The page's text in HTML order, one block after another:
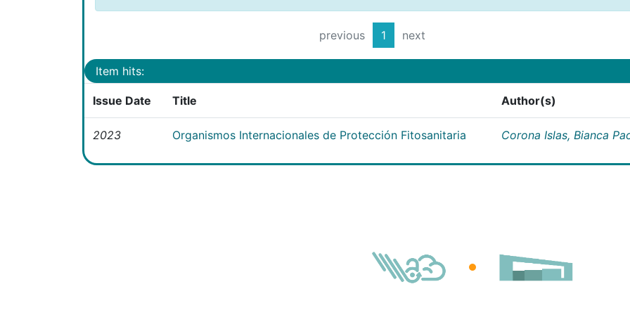
previous 1 next
Item hits:
Issue Date Title Author(s)
2023 Organismos Internacionales de Protección Fitosanitaria Corona Islas, Bianca